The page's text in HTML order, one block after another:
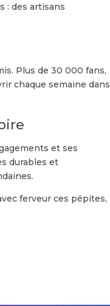
: des artisans
Plus de 30 000 fans,
chaque semaine dans
et ses
durables et
ferveur ces pépites,